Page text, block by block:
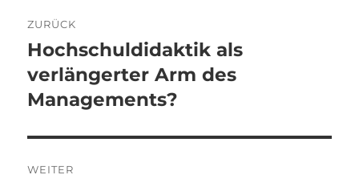
ZURÜCK
Vorheriger
Beitrag:
Hochschuldidaktik als
verlängerter Arm des
Managements?
WEITER